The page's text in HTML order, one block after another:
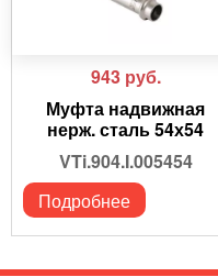
943 руб.
Муфта надвижная
нерж. сталь 54х54
VTi.904.I.005454
Подробнее